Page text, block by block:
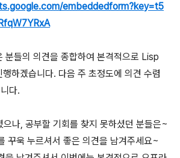
embeddedform?key=t5
분들의 의견을 종합하여 본격적으로 Lisp
하겠습니다. 다음 주 초정도에 의견 수렴
다.
나, 공부할 기회를 찾지 못하셨던 분들은~
꾸욱 누르셔서 좋은 의견을 남겨주세요~